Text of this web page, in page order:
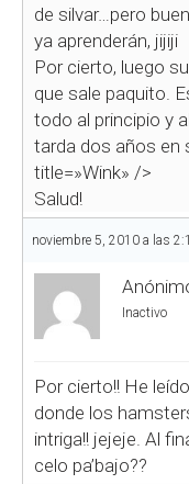
de silvar…pero
ya aprenderán, jijiji
Por cierto, luego
que sale paquito.
todo al principio y
tarda dos años en
title=»Wink» />
Salud!
noviembre 5, 2010 a las
Inactivo
Por cierto!! He
donde los
intriga!! jejeje. Al
celo pa’bajo??